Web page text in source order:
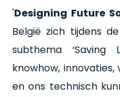
'Designing Future
België zich tijdens
subthema
knowhow,
en ons technisch